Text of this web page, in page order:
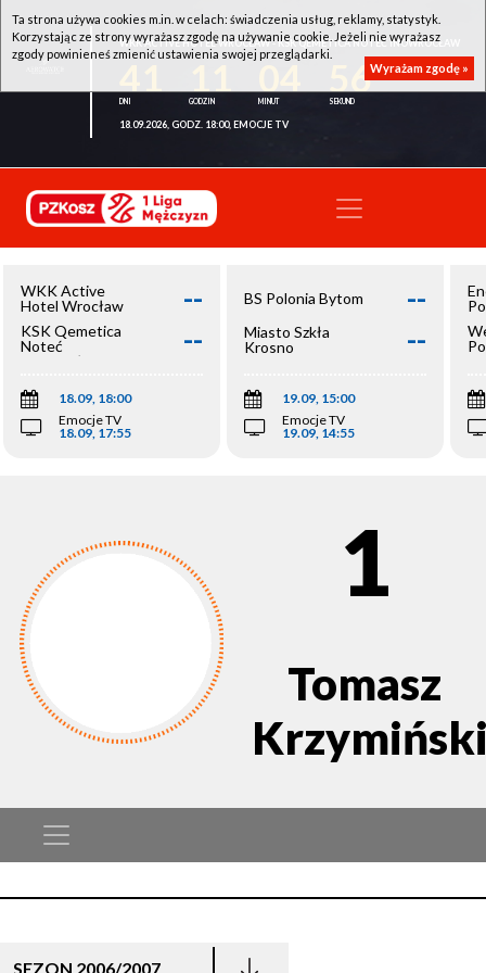
WKK ACTIVE HOTEL WROCŁAW - KSK QEMETICA NOTEĆ INOWROCŁAW
56
18.09.2026, GODZ. 18:00, EMOCJE TV
WKK Active
Hotel Wrocław
--
KSK Qemetica
Noteć
Inowrocław
--
18.09, 18:00
Emocje TV
18.09, 17:55
BS Polonia Bytom --
Miasto Szkła
Krosno
--
19.09, 15:00
Emocje TV
19.09, 14:55
1
Tomasz
SEZON 2006/2007
Ta strona używa cookies m.in. w celach: świadczenia usług, reklamy, statystyk.
Korzystając ze strony wyrażasz zgodę na używanie cookie. Jeżeli nie wyrażasz
zgody powinieneś zmienić ustawienia swojej przeglądarki.
Wyrażam zgodę »